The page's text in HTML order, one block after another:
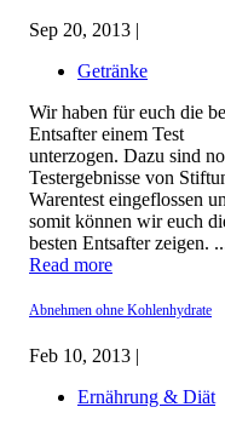
Sep 20, 2013 |
Getränke
Wir haben für euch die
Entsafter einem Test
unterzogen. Dazu sind
Testergebnisse von
Warentest eingeflossen
somit können wir euch
besten Entsafter zeigen.
Read more
Abnehmen ohne Kohlenhydrate
Feb 10, 2013 |
Ernährung & Diät